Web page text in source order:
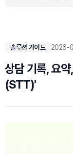
솔루션 가이드 2026-
상담 기록, 요
(STT)'